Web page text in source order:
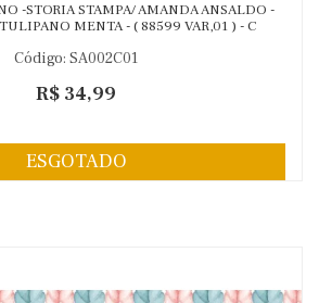
-STORIA STAMPA/ AMANDA ANSALDO -
MENTA - ( 88599 VAR,01 ) - C
Código: SA002C01
R$ 34,99
ESGOTADO